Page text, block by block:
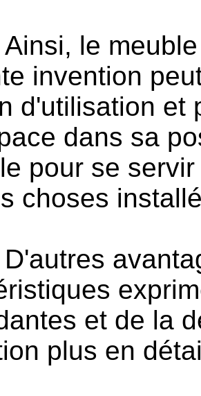
Ainsi, le
invention
d'utilisation et
dans sa
pour se
choses
D'autres
et de la
plus en